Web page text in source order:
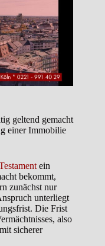
geltend gemacht
einer Immobilie
ein
bekommt,
zunächst nur
unterliegt
Die Frist
also
sicherer